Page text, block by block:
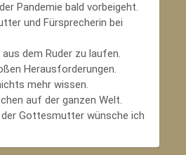
Pandemie bald vorbeigeht.
und Fürsprecherin bei
dem Ruder zu laufen.
Herausforderungen.
mehr wissen.
auf der ganzen Welt.
Gottesmutter wünsche ich